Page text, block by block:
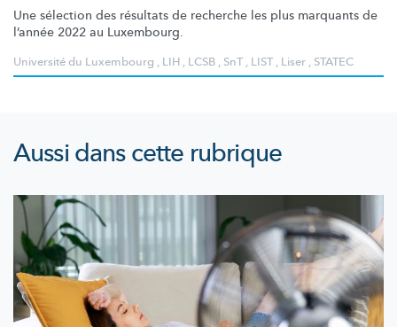
Une sélection des résultats de recherche les plus marquants de
l’année 2022 au Luxembourg.
Université du Luxembourg , LIH , LCSB , SnT, LIST, Liser , STATEC
Aussi dans cette rubrique